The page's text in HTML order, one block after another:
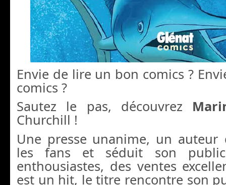
Envie de lire un bon comics ?
comics ?
Sautez le pas, découvrez
Churchill !
Une presse unanime, un
les fans et séduit son
enthousiastes, des ventes
est un hit, le titre rencontre son